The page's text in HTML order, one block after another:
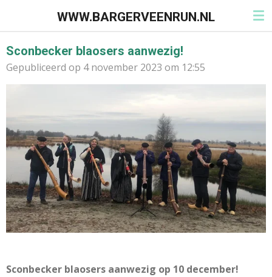
de
hoofdinhoud
WWW.BARGERVEENRUN.NL
Sconbecker blaosers aanwezig!
Gepubliceerd op 4 november 2023 om 12:55
Sconbecker blaosers aanwezig op 10 december!